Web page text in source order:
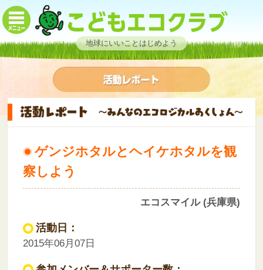
地球にいいことはじめよう
ゲンジホタルとヘイケホタルを観
察しよう
エコスマイル (兵庫県)
活動日：
2015年06月07日